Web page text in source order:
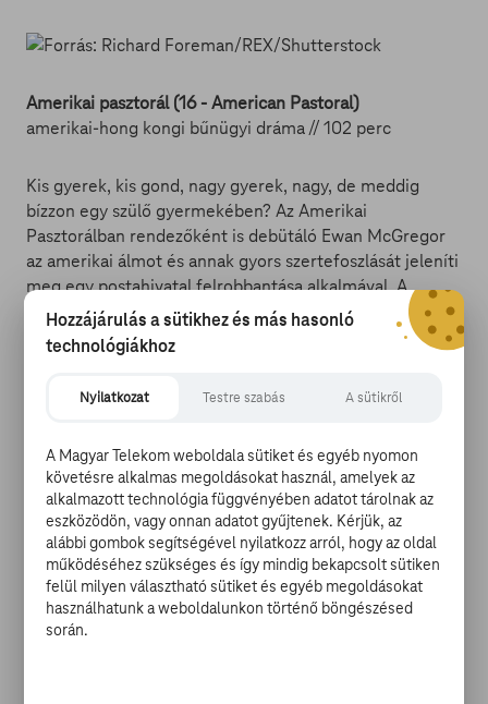
Amerikai pasztorál (16 - American Pastoral)
amerikai-hong kongi bűnügyi dráma // 102 perc
Kis gyerek, kis gond, nagy gyerek, nagy, de meddig
bízzon egy szülő gyermekében? Az Amerikai
Pasztorálban rendezőként is debütáló Ewan McGregor
az amerikai álmot és annak gyors szertefoszlását jeleníti
meg egy postahivatal felrobbantása alkalmával. A
történet középpontjában Seymour (Ewan McGregor) áll,
a gimnáziumi focicsapat sztárja, aki a helyi
szépségkirálynőt vette feleségül, s később egy
nagyszerű lánya is született az álompárnak. Életük
azonban fenekestül fordul fel, mikor kiderül, hogy
csatlakozott, amelytől a terrorizmus semmilyen formája
sem áll távol. A robbantást követően az FBI azonnal az
időközben eltűnt lányt gyanúsítja, de ezt a vádat még
Seymour sem tudja elfogadni, így nyomozásba kezd…
Olvass még többet a filmről >>
Hozzájárulás a sütikhez és más hasonló
technológiákhoz
Nyilatkozat Testre szabás A sütikről
A Magyar Telekom weboldala sütiket és egyéb nyomon
követésre alkalmas megoldásokat használ, amelyek az
alkalmazott technológia függvényében adatot tárolnak az
eszközödön, vagy onnan adatot gyűjtenek. Kérjük, az
alábbi gombok segítségével nyilatkozz arról, hogy az oldal
működéséhez szükséges és így mindig bekapcsolt sütiken
felül milyen választható sütiket és egyéb megoldásokat
használhatunk a weboldalunkon történő böngészésed
során.